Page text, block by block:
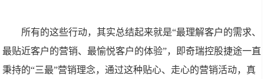
所有的这些行动，其实总结起来就是“最理解客户的需求、
最贴近客户的营销、最愉悦客户的体验”，即奇瑞控股捷途一直
秉持的“三最”营销理念，通过这种贴心、走心的营销活动，真